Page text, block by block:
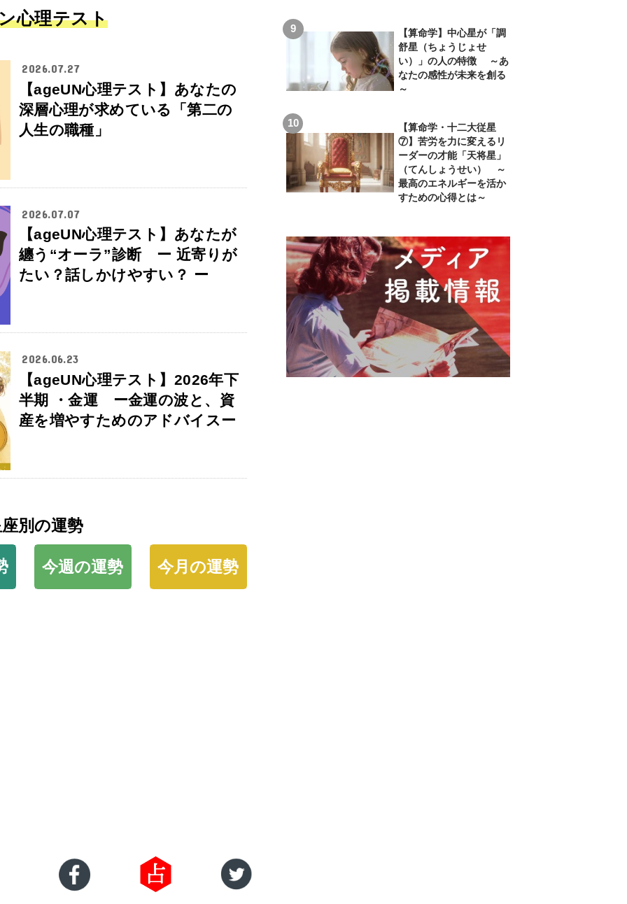
心理テスト
2026.07.27
【ageUN心理テスト】あなたの
深層心理が求めている「第二の
人生の職種」
2026.07.07
【ageUN心理テスト】あなたが
纏う“オーラ”診断 ー 近寄りが
たい？話しかけやすい？ ー
2026.06.23
【ageUN心理テスト】2026年下
半期 ・金運 ー金運の波と、資
産を増やすためのアドバイスー
別の運勢
今週の運勢 今月の運勢
【算命学】中心星が「調
舒星（ちょうじょせ
い）」の人の特徴 ～あ
なたの感性が未来を創る
～
【算命学・十二大従星
⑦】苦労を力に変えるリ
ーダーの才能「天将星」
（てんしょうせい） ～
最高のエネルギーを活か
すための心得とは～